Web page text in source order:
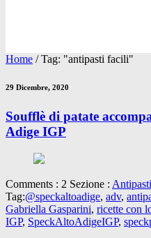
Home /Tag: "antipasti facili"
29 Dicembre, 2020
Soufflè di patate
Adige IGP
Comments : 2 Sezione : Antipasti
Tag:@speckaltoadige, adv,
Gabriella Gasparini, ricette con
IGP, SpeckAltoAdigeIGP,